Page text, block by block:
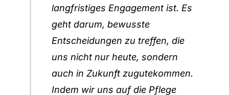
langfristiges Engagement ist. Es
geht darum, bewusste
Entscheidungen zu treffen, die
uns nicht nur heute, sondern
auch in Zukunft zugutekommen.
Indem wir uns auf die Pflege